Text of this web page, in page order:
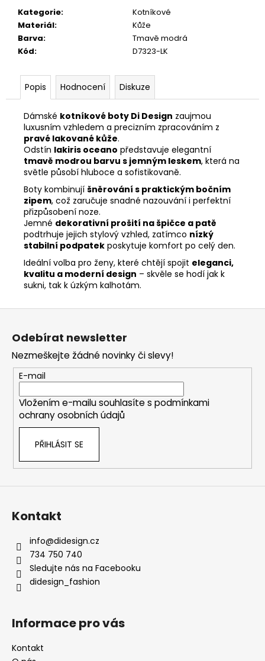
Kategorie:
Kotníkové
Materiál:
Kůže
Barva:
Tmavě modrá
Kód: D7323-LK
Popis Hodnocení Diskuze
Dámské kotníkové boty Di Design zaujmou
luxusním vzhledem a precizním zpracováním z
pravé lakované kůže.
Odstín lakiris oceano představuje elegantní
tmavě modrou barvu s jemným leskem, která na
světle působí hluboce a sofistikovaně.
Boty kombinují šněrování s praktickým bočním
zipem, což zaručuje snadné nazouvání i perfektní
přizpůsobení noze.
Jemné dekorativní prošití na špičce a patě
podtrhuje jejich stylový vzhled, zatímco nízký
stabilní podpatek poskytuje komfort po celý den.
Ideální volba pro ženy, které chtějí spojit eleganci,
kvalitu a moderní design – skvěle se hodí jak k
sukni, tak k úzkým kalhotám.
RAMENO
OZDOBNÝMI
ZIPY
Kč
Z
Odebírat newsletter
Nezmeškejte žádné novinky či slevy!
E-mail
Vložením e-mailu souhlasíte s podmínkami
ochrany osobních údajů
PŘIHLÁSIT SE
Kontakt
info@didesign.cz
734 750 740
Sledujte nás na Facebooku
didesign_fashion
Informace pro vás
Kontakt